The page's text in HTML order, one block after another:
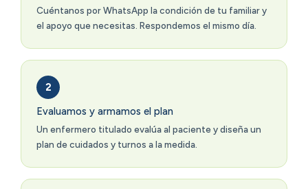
Cuéntanos por WhatsApp la condición de tu familiar y
el apoyo que necesitas. Respondemos el mismo día.
Evaluamos y armamos el plan
Un enfermero titulado evalúa al paciente y diseña un
plan de cuidados y turnos a la medida.